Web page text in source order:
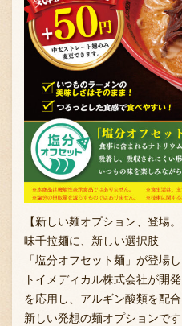
会
お
採
【新しい麺オプション、登場。
味千拉麺に、新しい選択肢
「塩分オフセット麺」が登場し
トイメディカル株式会社が開
を応用し、アルギン酸類を配
新しい発想の麺オプションです